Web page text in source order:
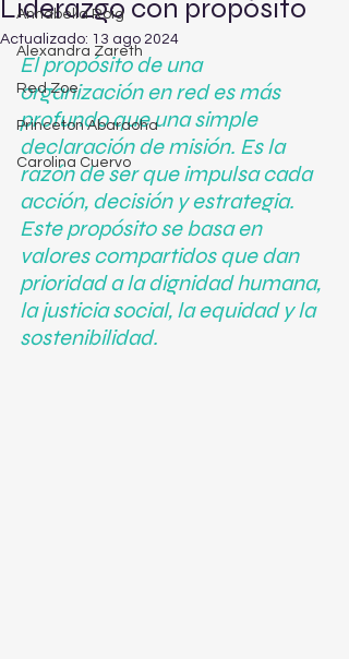
Annabella Roig
Alexandra Zareth
Red Zoe
Princeton Abaraoha
Carolina Cuervo
Liderazgo con propósito
Actualizado: 13 ago 2024
El propósito de una
organización en red es más
profundo que una simple
declaración de misión. Es la
razón de ser que impulsa cada
acción, decisión y estrategia.
Este propósito se basa en
valores compartidos que dan
prioridad a la dignidad humana,
la justicia social, la equidad y la
sostenibilidad.